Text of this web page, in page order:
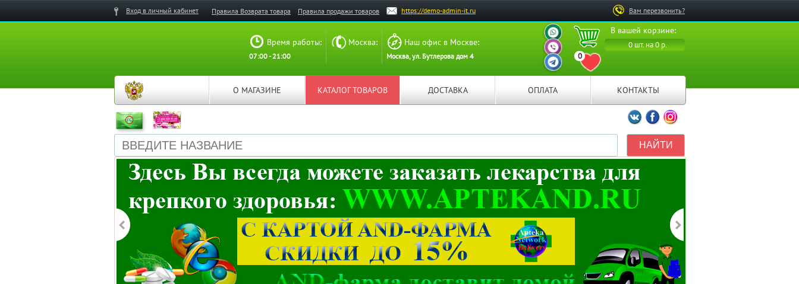
Вам перезвонить?
Вход в личный кабинет Правила Возврата товара Правила продажи товаров https://demo-admin-it.ru
В вашей корзине:
0 шт. на 0 р.
0
ПЕРЕЙТИ В ИЗБРАННОЕ
ВАШ ПЕРСОНАЛЬНЫЙ
МЕНЕДЖЕР
ВАШ ПЕРСОНАЛЬНЫЙ
МЕНЕДЖЕР
ВАШ ПЕРСОНАЛЬНЫЙ
МЕНЕДЖЕР
Время работы:
07:00 - 21:00
Москва: Наш офис в Москве:
Москва, ул. Бутлерова дом 4
О МАГАЗИНЕ КАТАЛОГ ТОВАРОВ ДОСТАВКА ОПЛАТА КОНТАКТЫ
Мы ВКонтакте
Мы на Facebook
Мы в Instagramm